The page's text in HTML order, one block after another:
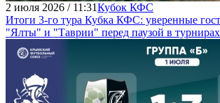
2 июля 2026 / 11:31Кубок КФС
Итоги 3-го тура Кубка КФС: уверенные
"Ялты" и "Таврии" перед паузой в турнирах